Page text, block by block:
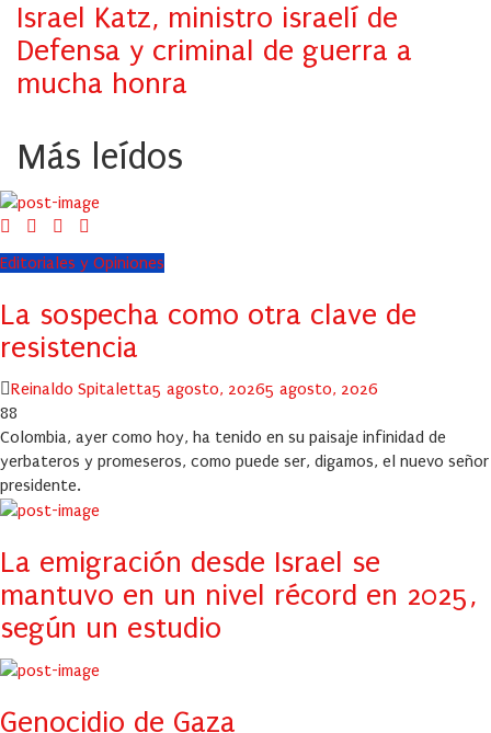
Israel Katz, ministro israelí de
Defensa y criminal de guerra a
mucha honra
Más leídos
Editoriales y Opiniones
La sospecha como otra clave de
resistencia
Author
Reinaldo SpitalettaPosted
5 agosto, 20265 agosto, 2026
88
Colombia, ayer como hoy, ha tenido en su paisaje infinidad de
yerbateros y promeseros, como puede ser, digamos, el nuevo señor
presidente.
La emigración desde Israel se
mantuvo en un nivel récord en 2025,
según un estudio
Genocidio de Gaza